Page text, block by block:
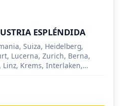
ESPLÉNDIDA
Suiza, Heidelberg,
Lucerna, Zurich, Berna,
Linz, Krems, Interlaken,